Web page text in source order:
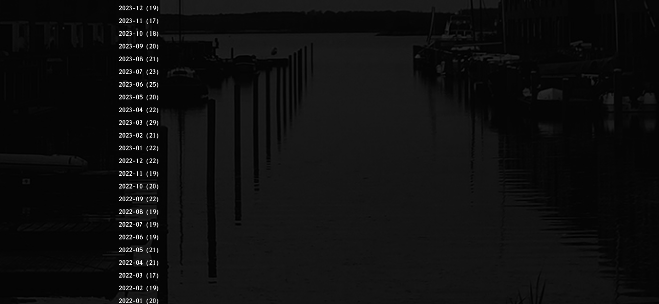
2023-12（19）
2023-11（17）
2023-10（18）
2023-09（20）
2023-08（21）
2023-07（23）
2023-06（25）
2023-05（20）
2023-04（22）
2023-03（29）
2023-02（21）
2023-01（22）
2022-12（22）
2022-11（19）
2022-10（20）
2022-09（22）
2022-08（19）
2022-07（19）
2022-06（19）
2022-05（21）
2022-04（21）
2022-03（17）
2022-02（19）
2022-01（20）